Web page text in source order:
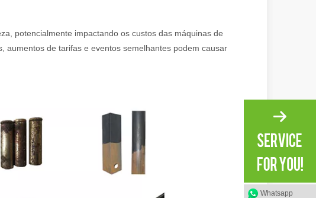
potencialmente impactando os custos das máquinas de
aumentos de tarifas e eventos semelhantes podem causar
Whatsapp